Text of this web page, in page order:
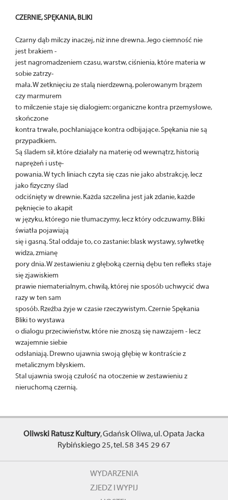
CZERNIE, SPĘKANIA, BLIKI
Czarny dąb milczy inaczej, niż inne drewna. Jego ciemność nie
jest brakiem -
jest nagromadzeniem czasu, warstw, ciśnienia, które materia w
sobie zatrzy-
mała. W zetknięciu ze stalą nierdzewną, polerowanym brązem
czy marmurem
to milczenie staje się dialogiem: organiczne kontra przemysłowe,
skończone
kontra trwałe, pochłaniające kontra odbijające. Spękania nie są
przypadkiem.
Są śladem sił, które działały na materię od wewnątrz, historią
naprężeń i ustę-
powania. W tych liniach czyta się czas nie jako abstrakcję, lecz
jako fizyczny ślad
odciśnięty w drewnie. Każda szczelina jest jak zdanie, każde
pęknięcie to akapit
w języku, którego nie tłumaczymy, lecz który odczuwamy. Bliki
światła pojawiają
się i gasną. Stal oddaje to, co zastanie: blask wystawy, sylwetkę
widza, zmianę
pory dnia. W zestawieniu z głęboką czernią dębu ten refleks staje
się zjawiskiem
prawie niematerialnym, chwilą, której nie sposób uchwycić dwa
razy w ten sam
sposób. Rzeźba żyje w czasie rzeczywistym. Czernie Spękania
Bliki to wystawa
o dialogu przeciwieństw, które nie znoszą się nawzajem - lecz
wzajemnie siebie
odsłaniają. Drewno ujawnia swoją głębię w kontraście z
metalicznym błyskiem.
Stal ujawnia swoją czułość na otoczenie w zestawieniu z
nieruchomą czernią.
Oliwski Ratusz Kultury, Gdańsk Oliwa, ul. Opata Jacka
Rybińskiego 25, tel. 58 345 29 67
WYDARZENIA
ZJEDZ I WYPIJ